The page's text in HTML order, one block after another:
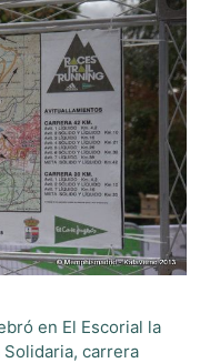
en El Escorial la
carrera